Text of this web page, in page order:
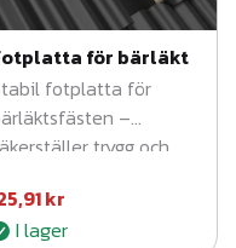
för bärläkt
fotplatta för
–
trygg och
kr
I lager